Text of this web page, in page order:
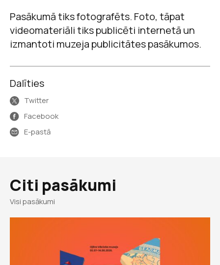
Pasākumā tiks fotografēts. Foto, tāpat
videomateriāli tiks publicēti internetā un
izmantoti muzeja publicitātes pasākumos.
Dalīties
Twitter
Facebook
E-pastā
Citi pasākumi
Visi pasākumi